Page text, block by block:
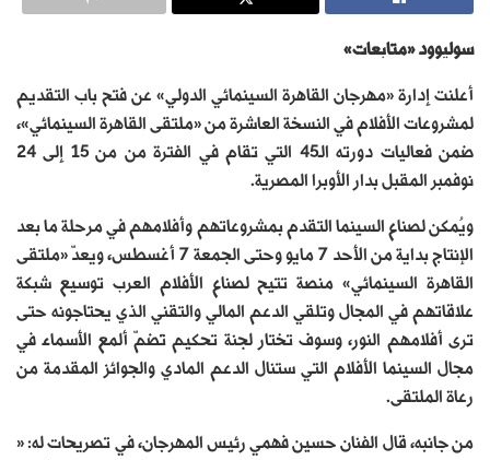
سوليوود «متابعات»
أعلنت إدارة «مهرجان القاهرة السينمائي الدولي» عن فتح باب التقديم
لمشروعات الأفلام في النسخة العاشرة من «ملتقى القاهرة السينمائي»،
ضمن فعاليات دورته الـ45 التي تقام في الفترة من من 15 إلى 24
نوفمبر المقبل بدار الأوبرا المصرية.
ويُمكن لصناع السينما التقدم بمشروعاتهم وأفلامهم في مرحلة ما بعد
الإنتاج بداية من الأحد 7 مايو وحتى الجمعة 7 أغسطس، ويعدّ «ملتقى
القاهرة السينمائي» منصة تتيح لصناع الأفلام العرب توسيع شبكة
علاقاتهم في المجال وتلقي الدعم المالي والتقني الذي يحتاجونه حتى
ترى أفلامهم النور، وسوف تختار لجنة تحكيم تَضمّ ألمع الأسماء في
مجال السينما الأفلام التي ستنال الدعم المادي والجوائز المقدمة من
رعاة الملتقى.
من جانبه، قال الفنان حسين فهمي رئيس المهرجان، في تصريحات له: «